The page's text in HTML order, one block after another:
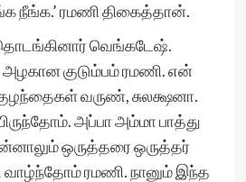
நீங்க.’ ரமணி திகைத்தான்.
தொடங்கினார் வெங்கடேஷ்.
குடும்பம் ரமணி. என்
வருண், சுலக்ஷனா.
அப்பா அம்மா பாத்து
ஒருத்தரை ஒருத்தர்
வாழ்ந்தோம் ரமணி. நானும் இந்த